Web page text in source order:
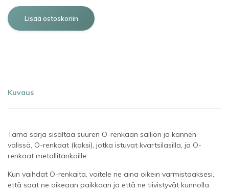
Kuvaus
Tämä sarja sisältää suuren O-renkaan säiliön ja kannen
välissä, O-renkaat (kaksi), jotka istuvat kvartsilasilla, ja O-
renkaat metallitankoille.
Kun vaihdat O-renkaita, voitele ne aina oikein varmistaaksesi,
että saat ne oikeaan paikkaan ja että ne tiivistyvät kunnolla.